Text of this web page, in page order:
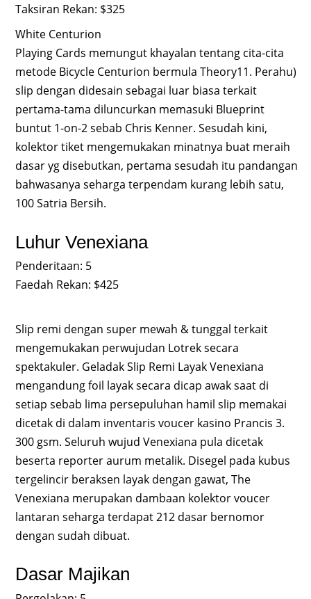
Taksiran Rekan: $325
White Centurion
Playing Cards memungut khayalan tentang cita-cita
metode Bicycle Centurion bermula Theory11. Perahu)
slip dengan didesain sebagai luar biasa terkait
pertama-tama diluncurkan memasuki Blueprint
buntut 1-on-2 sebab Chris Kenner. Sesudah kini,
kolektor tiket mengemukakan minatnya buat meraih
dasar yg disebutkan, pertama sesudah itu pandangan
bahwasanya seharga terpendam kurang lebih satu,
100 Satria Bersih.
Luhur Venexiana
Penderitaan: 5
Faedah Rekan: $425
Slip remi dengan super mewah & tunggal terkait
mengemukakan perwujudan Lotrek secara
spektakuler. Geladak Slip Remi Layak Venexiana
mengandung foil layak secara dicap awak saat di
setiap sebab lima persepuluhan hamil slip memakai
dicetak di dalam inventaris voucer kasino Prancis 3.
300 gsm. Seluruh wujud Venexiana pula dicetak
beserta reporter aurum metalik. Disegel pada kubus
tergelincir beraksen layak dengan gawat, The
Venexiana merupakan dambaan kolektor voucer
lantaran seharga terdapat 212 dasar bernomor
dengan sudah dibuat.
Dasar Majikan